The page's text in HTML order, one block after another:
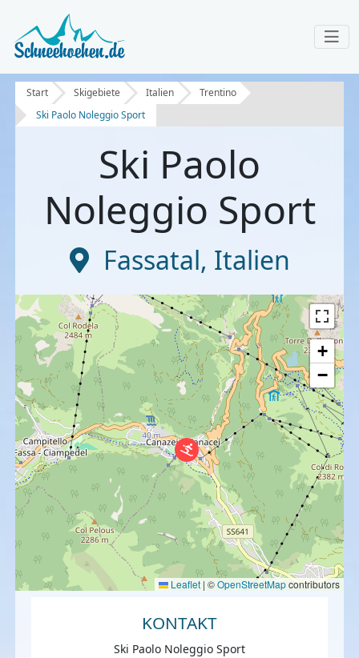
Start Skigebiete Italien
Trentino
Ski Paolo Noleggio Sport
Ski Paolo
Noleggio Sport
Fassatal, Italien
+
−
Leaflet | ©OpenStreetMapcontributors
KONTAKT
Ski Paolo Noleggio Sport